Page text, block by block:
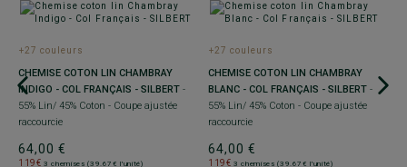
+27 couleurs
CHEMISE COTON LIN CHAMBRAY
INDIGO - COL FRANÇAIS - SILBERT -
55% Lin/ 45% Coton - Coupe ajustée
raccourcie
64,00 €
119€ 3 chemises (39.67€ l'unité)
+27 couleurs
CHEMISE COTON LIN CHAMBRAY
BLANC - COL FRANÇAIS - SILBERT -
55% Lin/ 45% Coton - Coupe ajustée
raccourcie
64,00 €
119€ 3 chemises (39.67€ l'unité)